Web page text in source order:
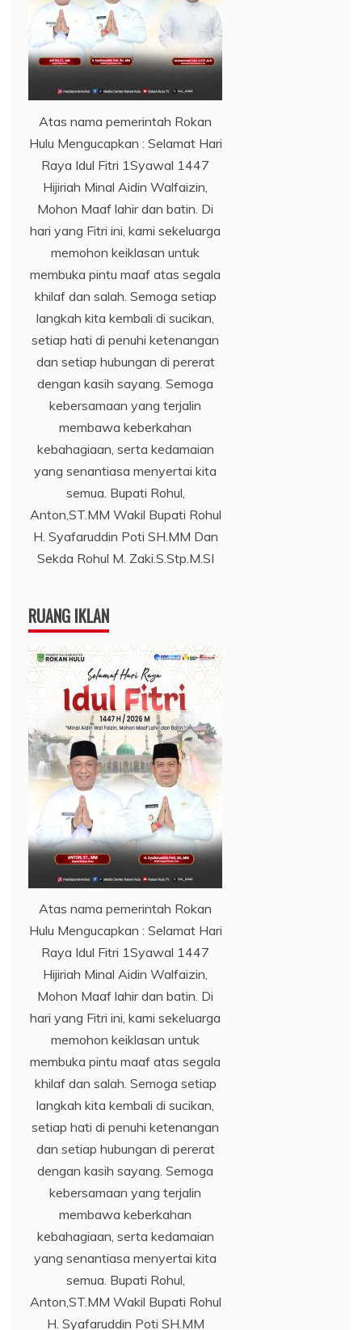
Atas nama pemerintah Rokan
Hulu Mengucapkan : Selamat Hari
Raya Idul Fitri 1Syawal 1447
Hijiriah Minal Aidin Walfaizin,
Mohon Maaf lahir dan batin. Di
hari yang Fitri ini, kami sekeluarga
memohon keiklasan untuk
membuka pintu maaf atas segala
khilaf dan salah. Semoga setiap
langkah kita kembali di sucikan,
setiap hati di penuhi ketenangan
dan setiap hubungan di pererat
dengan kasih sayang. Semoga
kebersamaan yang terjalin
membawa keberkahan
kebahagiaan, serta kedamaian
yang senantiasa menyertai kita
semua. Bupati Rohul,
Anton,ST.MM Wakil Bupati Rohul
H. Syafaruddin Poti SH.MM Dan
Sekda Rohul M. Zaki.S.Stp.M.SI
RUANG IKLAN
Atas nama pemerintah Rokan
Hulu Mengucapkan : Selamat Hari
Raya Idul Fitri 1Syawal 1447
Hijiriah Minal Aidin Walfaizin,
Mohon Maaf lahir dan batin. Di
hari yang Fitri ini, kami sekeluarga
memohon keiklasan untuk
membuka pintu maaf atas segala
khilaf dan salah. Semoga setiap
langkah kita kembali di sucikan,
setiap hati di penuhi ketenangan
dan setiap hubungan di pererat
dengan kasih sayang. Semoga
kebersamaan yang terjalin
membawa keberkahan
kebahagiaan, serta kedamaian
yang senantiasa menyertai kita
semua. Bupati Rohul,
Anton,ST.MM Wakil Bupati Rohul
H. Syafaruddin Poti SH.MM